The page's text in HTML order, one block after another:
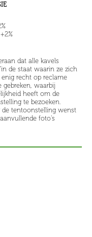
dat alle kavels
de staat waarin ze zich
enig recht op reclame
gebreken, waarbij
heeft om de
te bezoeken.
tentoonstelling wenst
foto's